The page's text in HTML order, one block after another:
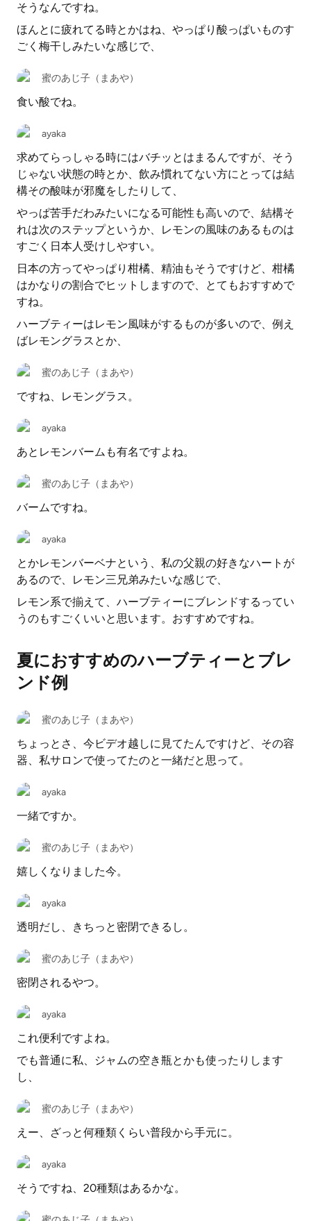
そうなんですね。
ほんとに疲れてる時とかはね、やっぱり酸っぱいものす
ごく梅干しみたいな感じで、
蜜のあじ子（まあや）
食い酸でね。
ayaka
求めてらっしゃる時にはバチッとはまるんですが、そう
じゃない状態の時とか、飲み慣れてない方にとっては結
構その酸味が邪魔をしたりして、
やっぱ苦手だわみたいになる可能性も高いので、結構そ
れは次のステップというか、レモンの風味のあるものは
すごく日本人受けしやすい。
日本の方ってやっぱり柑橘、精油もそうですけど、柑橘
はかなりの割合でヒットしますので、とてもおすすめで
すね。
ハーブティーはレモン風味がするものが多いので、例え
ばレモングラスとか、
蜜のあじ子（まあや）
ですね、レモングラス。
ayaka
あとレモンバームも有名ですよね。
蜜のあじ子（まあや）
バームですね。
ayaka
とかレモンバーベナという、私の父親の好きなハートが
あるので、レモン三兄弟みたいな感じで、
レモン系で揃えて、ハーブティーにブレンドするってい
うのもすごくいいと思います。おすすめですね。
夏におすすめのハーブティーとブレ
ンド例
蜜のあじ子（まあや）
ちょっとさ、今ビデオ越しに見てたんですけど、その容
器、私サロンで使ってたのと一緒だと思って。
ayaka
一緒ですか。
蜜のあじ子（まあや）
嬉しくなりました今。
ayaka
透明だし、きちっと密閉できるし。
蜜のあじ子（まあや）
密閉されるやつ。
ayaka
これ便利ですよね。
でも普通に私、ジャムの空き瓶とかも使ったりします
し、
蜜のあじ子（まあや）
えー、ざっと何種類くらい普段から手元に。
ayaka
そうですね、20種類はあるかな。